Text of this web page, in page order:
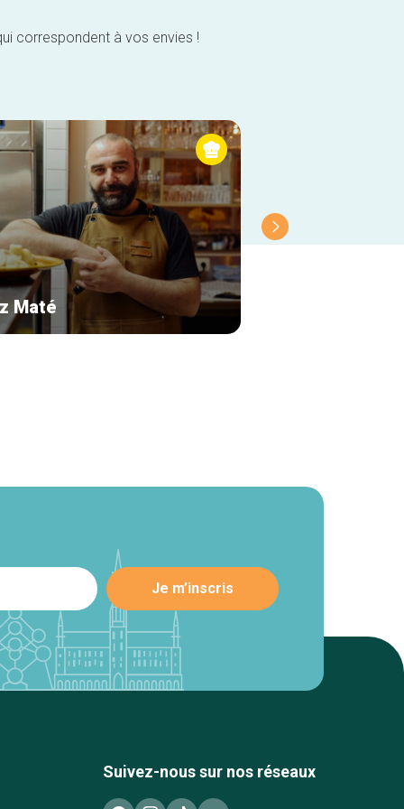
correspondent à vos envies !
Maté
Suivez-nous sur nos réseaux